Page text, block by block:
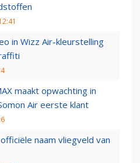
in Wizz Air-kleurstelling
maakt opwachting in
Air eerste klant
naam vliegveld van